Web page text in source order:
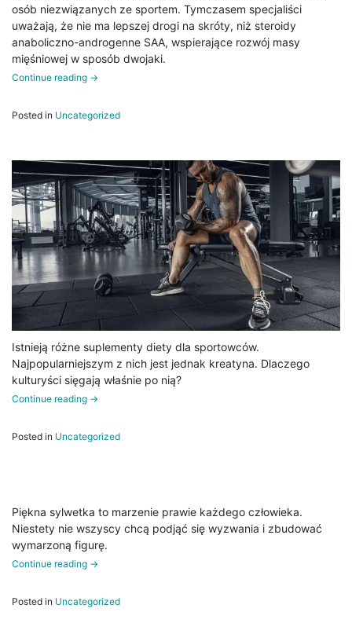
osób niezwiązanych ze sportem. Tymczasem specjaliści
uważają, że nie ma lepszej drogi na skróty, niż steroidy
anaboliczno-androgenne SAA, wspierające rozwój masy
mięśniowej w sposób dwojaki.
Continue reading →
Posted in Uncategorized
Istnieją różne suplementy diety dla sportowców.
Najpopularniejszym z nich jest jednak kreatyna. Dlaczego
kulturyści sięgają właśnie po nią?
Continue reading →
Posted in Uncategorized
Piękna sylwetka to marzenie prawie każdego człowieka.
Niestety nie wszyscy chcą podjąć się wyzwania i zbudować
wymarzoną figurę.
Continue reading →
Posted in Uncategorized